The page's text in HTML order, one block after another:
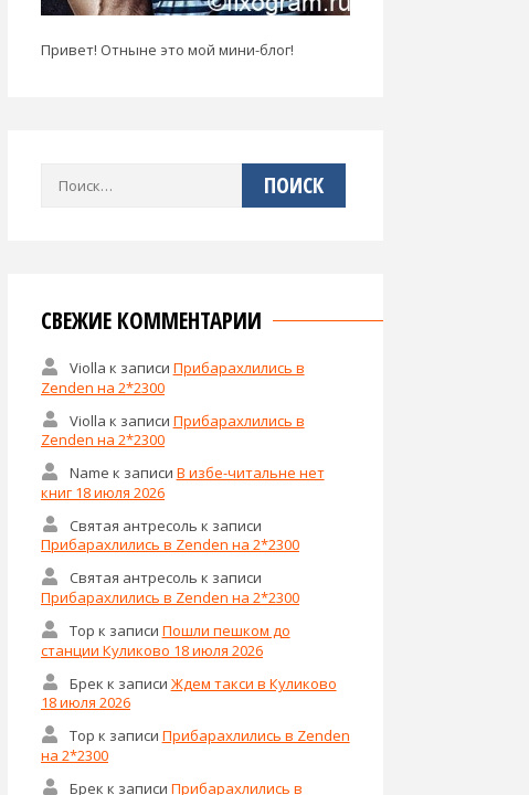
Привет! Отныне это мой мини-блог!
Найти:
СВЕЖИЕ КОММЕНТАРИИ
Violla к записи Прибарахлились в
Zenden на 2*2300
Violla к записи Прибарахлились в
Zenden на 2*2300
Name к записи В избе-читальне нет
книг 18 июля 2026
Святая антресоль к записи
Прибарахлились в Zenden на 2*2300
Святая антресоль к записи
Прибарахлились в Zenden на 2*2300
Тор к записи Пошли пешком до
станции Куликово 18 июля 2026
Брек к записи Ждем такси в Куликово
18 июля 2026
Тор к записи Прибарахлились в Zenden
на 2*2300
Брек к записи Прибарахлились в